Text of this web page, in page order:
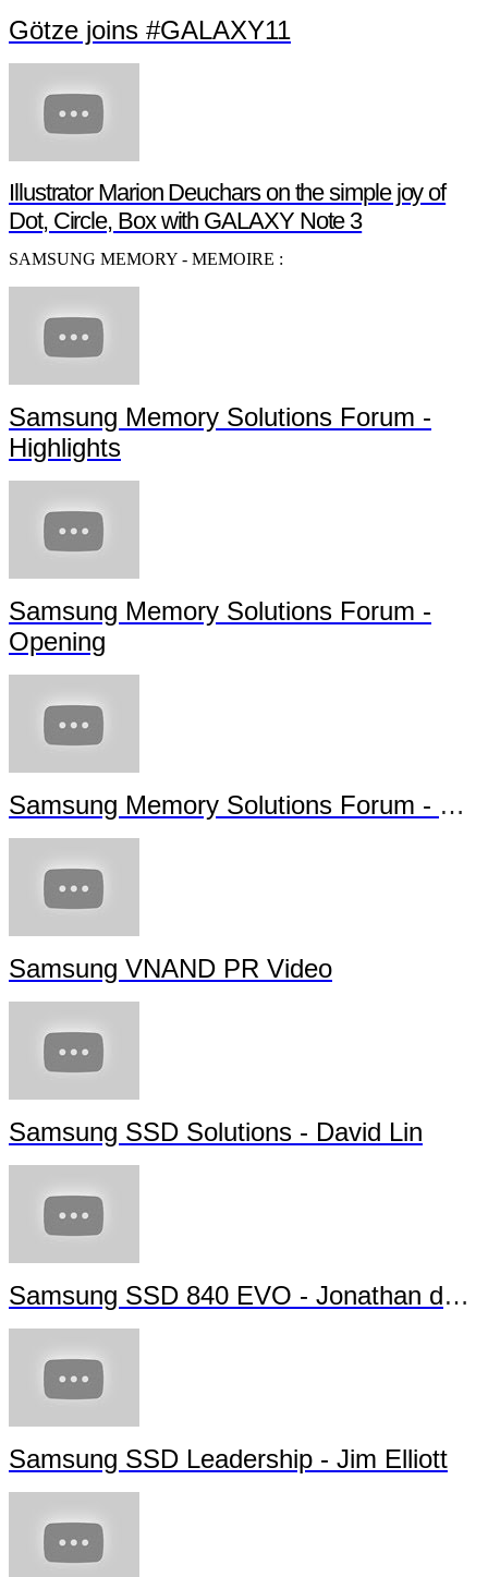
Götze joins #GALAXY11
Illustrator Marion Deuchars on the simple joy of
Dot, Circle, Box with GALAXY Note 3
SAMSUNG MEMORY - MEMOIRE :
Samsung Memory Solutions Forum -
Highlights
Samsung Memory Solutions Forum -
Opening
Samsung Memory Solutions Forum - Future Technology
Samsung VNAND PR Video
Samsung SSD Solutions - David Lin
Samsung SSD 840 EVO - Jonathan da Silva
Samsung SSD Leadership - Jim Elliott